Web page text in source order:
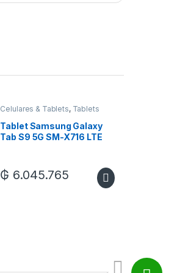
Celulares & Tablets, Tablets
Tablet Samsung Galaxy
Tab S9 5G SM-X716 LTE
₲ 6.045.765